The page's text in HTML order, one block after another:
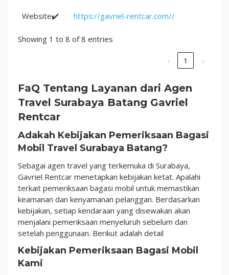
Website✔️
https://gavriel-rentcar.com//
Showing 1 to 8 of 8 entries
‹ 1 ›
FaQ Tentang Layanan dari Agen
Travel Surabaya Batang Gavriel
Rentcar
Adakah Kebijakan Pemeriksaan Bagasi
Mobil Travel Surabaya Batang?
Sebagai agen travel yang terkemuka di Surabaya,
Gavriel Rentcar menetapkan kebijakan ketat. Apalahi
terkait pemeriksaan bagasi mobil untuk memastikan
keamanan dan kenyamanan pelanggan. Berdasarkan
kebijakan, setiap kendaraan yang disewakan akan
menjalani pemeriksaan menyeluruh sebelum dan
setelah penggunaan. Berikut adalah detail
Kebijakan Pemeriksaan Bagasi Mobil
Kami